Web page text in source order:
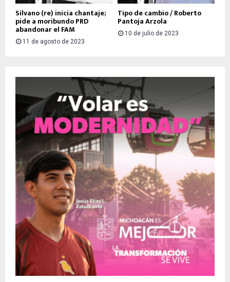
Silvano (re) inicia chantaje;
pide a moribundo PRD
abandonar el FAM
11 de agosto de 2023
Tipo de cambio / Roberto
Pantoja Arzola
10 de julio de 2023